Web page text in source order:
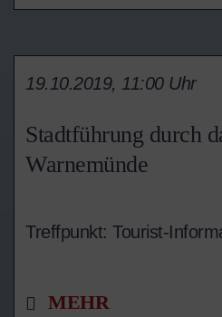
Stadtführung durch
Warnemünde
19.10.2019, 11:00 Uhr
Treffpunkt: Tourist-
MEHR